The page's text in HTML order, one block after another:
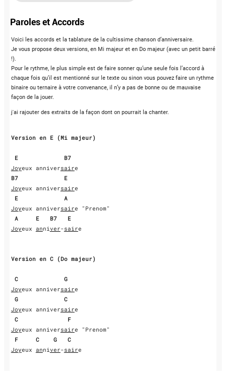
Paroles et Accords
Voici les accords et la tablature de la cultissime chanson d’anniversaire.
Je vous propose deux versions, en Mi majeur et en Do majeur (avec un petit barré
!).
Pour le rythme, le plus simple est de faire sonner qu’une seule fois l’accord à
chaque fois qu’il est mentionné sur le texte ou sinon vous pouvez faire un rythme
binaire ou ternaire à votre convenance, il n’y a pas de bonne ou de mauvaise
façon de la jouer.
j'ai rajouter des extraits de la façon dont on pourrait la chanter.
Version en E (Mi majeur)
E
B7
Joyeux anniversair
B7
E
Joyeux anniversaire
E
A
Joyeux anniversaire "Prenom"
A
E B7
E
Joyeux anni ver-saire
Version en C (Do majeur)
C
G
Joyeux anniversaire
G
C
Joyeux anniversaire
C
F
Joyeux anniversaire "Prenom"
F
C G
C
Joyeux anni ver-saire